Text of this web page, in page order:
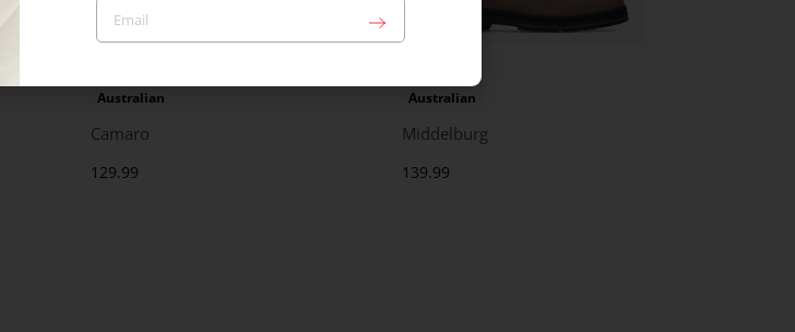
Australian
Camaro
129.99
Australian
Middelburg
139.99